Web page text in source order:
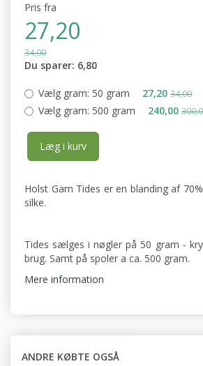
Pris fra
27,20
34,00
Du sparer: 6,80
Vælg gram: 50 gram 27,20 34,00
Vælg gram: 500 gram 240,00
Læg i kurv
Holst Garn Tides er en blanding af
silke.
Tides sælges i nøgler på 50 gram -
brug. Samt på spoler a ca. 500 gram.
Mere information
ANDRE KØBTE OGSÅ